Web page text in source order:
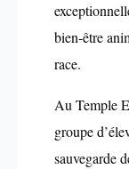
bien-être
race.
Au Temple
groupe
sauvegarde